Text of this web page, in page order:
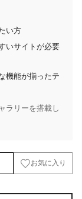
い方
いサイトが必要
機能が揃ったテ
ラリーを搭載し
お気に入り